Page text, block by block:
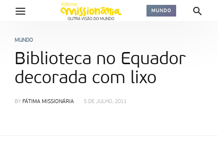
MUNDO
MUNDO
Biblioteca no Equador
decorada com lixo
BY FÁTIMA MISSIONÁRIA 5 DE JULHO, 2011